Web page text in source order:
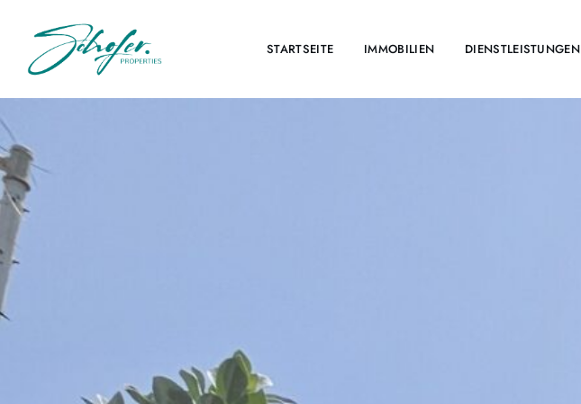
STARTSEITE IMMOBILIEN DIENSTLEISTUNGEN